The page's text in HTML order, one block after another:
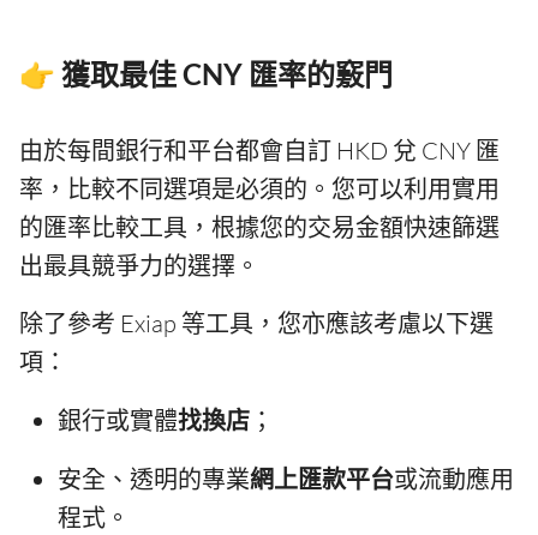
👉 獲取最佳 CNY 匯率的竅門
由於每間銀行和平台都會自訂 HKD 兌 CNY 匯
率，比較不同選項是必須的。您可以利用實用
的匯率比較工具，根據您的交易金額快速篩選
出最具競爭力的選擇。
除了參考 Exiap 等工具，您亦應該考慮以下選
項：
銀行或實體找換店 ；
安全、透明的專業網上匯款平台或流動應用
程式。